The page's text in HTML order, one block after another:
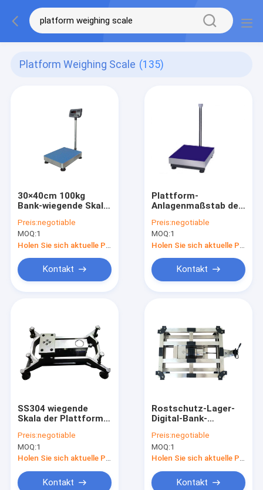
Platform Weighing Scale (135)
30×40cm 100kg
Bank-wiegende Skala
Preis:negotiable
MOQ:1
Kontakt
Plattform-
Anlagenmaßstab des
Preis:negotiable
MOQ:1
Kontakt
SS304 wiegende
Skala der Plattform-
200kg
Preis:negotiable
MOQ:1
Kontakt
Rostschutz-Lager-
Digital-Bank-
Preis:negotiable
MOQ:1
Kontakt